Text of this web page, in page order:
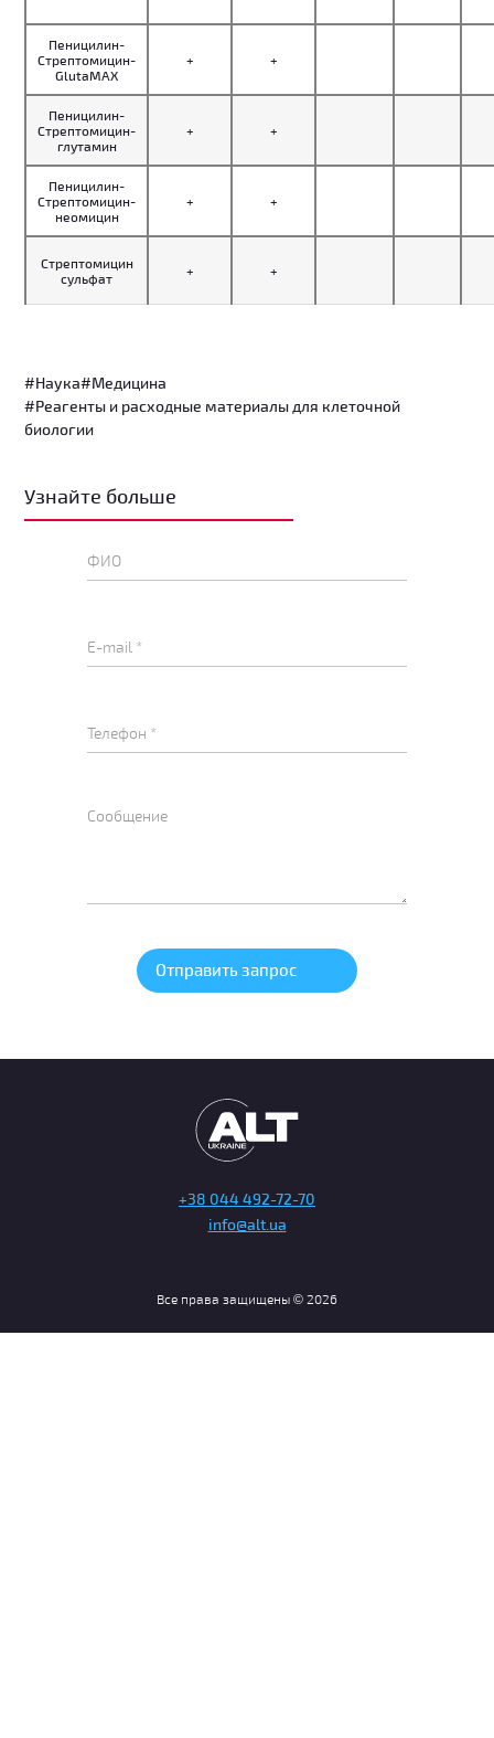
Пеницилин-
Стрептомицин-
GlutaMAX
+ +
Пеницилин-
Стрептомицин-
глутамин
+ +
Пеницилин-
Стрептомицин-
неомицин
+ +
Стрептомицин
сульфат
+ +
#Наука#Медицина
#Реагенты и расходные материалы для клеточной
биологии
Узнайте больше
+38 044 492-72-70
info@alt.ua
Все права защищены © 2026